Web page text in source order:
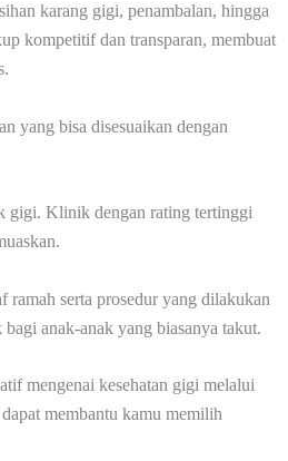
karang gigi, penambalan, hingga
kompetitif dan transparan, membuat
yang bisa disesuaikan dengan
gigi. Klinik dengan rating tertinggi
ramah serta prosedur yang dilakukan
anak-anak yang biasanya takut.
mengenai kesehatan gigi melalui
membantu kamu memilih